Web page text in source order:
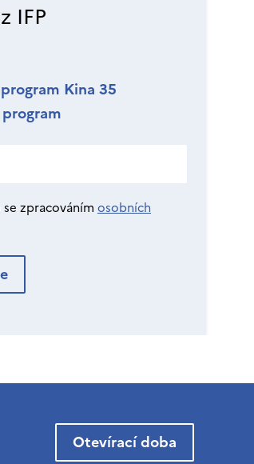
IFP
Kina 35
se zpracováním osobních
Otevírací doba